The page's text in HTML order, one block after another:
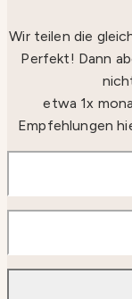
Wir teilen die
Perfekt! Dann
etwa 1x
Empfehlungen